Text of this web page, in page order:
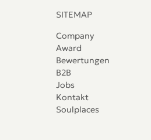
SITEMAP
Company
Award
Bewertungen
B2B
Jobs
Kontakt
Soulplaces